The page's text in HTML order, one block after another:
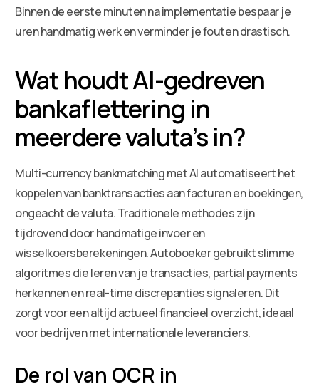
Binnen de eerste minuten na implementatie bespaar je
uren handmatig werk en verminder je fouten drastisch.
Wat houdt AI-gedreven
bankaflettering in
meerdere valuta’s in?
Multi-currency bankmatching met AI automatiseert het
koppelen van banktransacties aan facturen en boekingen,
ongeacht de valuta. Traditionele methodes zijn
tijdrovend door handmatige invoer en
wisselkoersberekeningen. Autoboeker gebruikt slimme
algoritmes die leren van je transacties, partial payments
herkennen en real-time discrepanties signaleren. Dit
zorgt voor een altijd actueel financieel overzicht, ideaal
voor bedrijven met internationale leveranciers.
De rol van OCR in